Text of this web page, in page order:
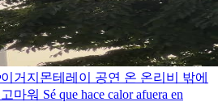
이거지 몬테레이 공연 온 온리비 밖에
워 Sé que hace calor afuera en